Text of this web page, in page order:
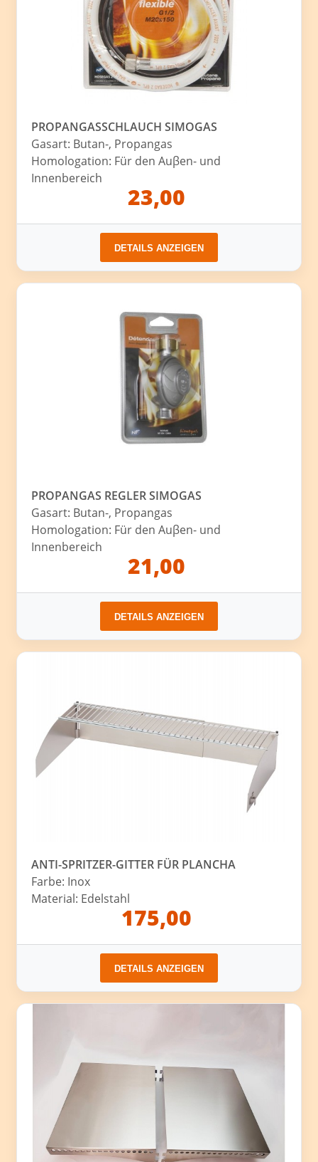
PROPANGASSCHLAUCH SIMOGAS
Gasart: Butan-, Propangas
Homologation: Für den Auβen- und
Innenbereich
23,00
DETAILS ANZEIGEN
PROPANGAS REGLER SIMOGAS
Gasart: Butan-, Propangas
Homologation: Für den Auβen- und
Innenbereich
21,00
DETAILS ANZEIGEN
ANTI-SPRITZER-GITTER FÜR PLANCHA
Farbe: Inox
Material: Edelstahl
175,00
DETAILS ANZEIGEN